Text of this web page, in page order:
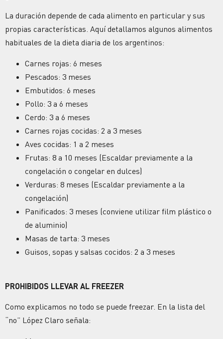
La duración depende de cada alimento en particular y sus
propias características. Aquí detallamos algunos alimentos
habituales de la dieta diaria de los argentinos:
Carnes rojas: 6 meses
Pescados: 3 meses
Embutidos: 6 meses
Pollo: 3 a 6 meses
Cerdo: 3 a 6 meses
Carnes rojas cocidas: 2 a 3 meses
Aves cocidas: 1 a 2 meses
Frutas: 8 a 10 meses (Escaldar previamente a la
congelación o congelar en dulces)
Verduras: 8 meses (Escaldar previamente a la
congelación)
Panificados: 3 meses (conviene utilizar film plástico o
de aluminio)
Masas de tarta: 3 meses
Guisos, sopas y salsas cocidos: 2 a 3 meses
PROHIBIDOS LLEVAR AL FREEZER
Como explicamos no todo se puede freezar. En la lista del
“no” López Claro señala: